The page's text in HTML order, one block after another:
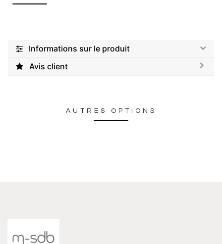
Informations sur le produit
Avis client
AUTRES OPTIONS